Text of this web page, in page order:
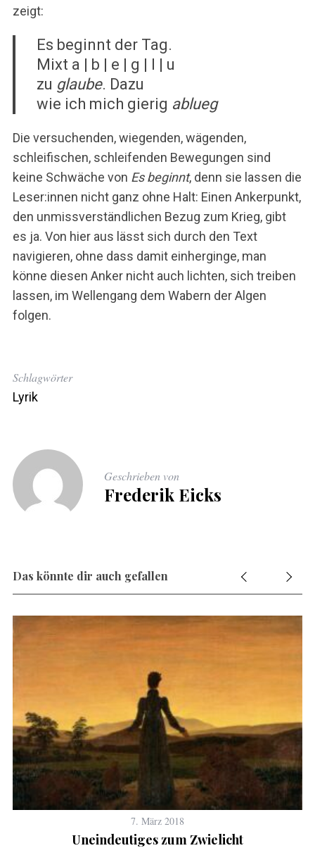
zeigt:
Es beginnt der Tag.
Mixt a | b | e | g | l | u
zu glaube. Dazu
wie ich mich gierig ablueg
Die versuchenden, wiegenden, wägenden,
schleifischen, schleifenden Bewegungen sind
keine Schwäche von Es beginnt, denn sie lassen die
Leser:innen nicht ganz ohne Halt: Einen Ankerpunkt,
den unmissverständlichen Bezug zum Krieg, gibt
es ja. Von hier aus lässt sich durch den Text
navigieren, ohne dass damit einherginge, man
könne diesen Anker nicht auch lichten, sich treiben
lassen, im Wellengang dem Wabern der Algen
folgen.
Schlagwörter
Lyrik
Geschrieben von
Frederik Eicks
Das könnte dir auch gefallen
7. März 2018
Uneindeutiges zum Zwielicht